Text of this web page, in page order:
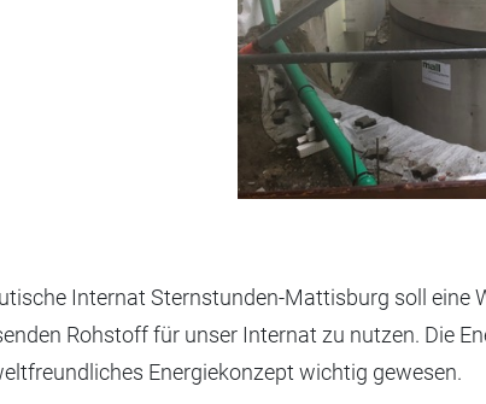
Internat Sternstunden-Mattisburg soll eine
Rohstoff für unser Internat zu nutzen. Die
Energiekonzept wichtig gewesen.